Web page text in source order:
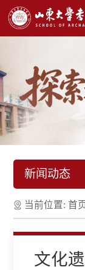
新闻动态
当前位置:首页
文化